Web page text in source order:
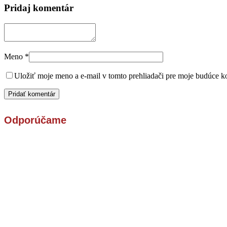
Pridaj komentár
Meno *
Uložiť moje meno a e-mail v tomto prehliadači pre moje budúce
Odporúčame